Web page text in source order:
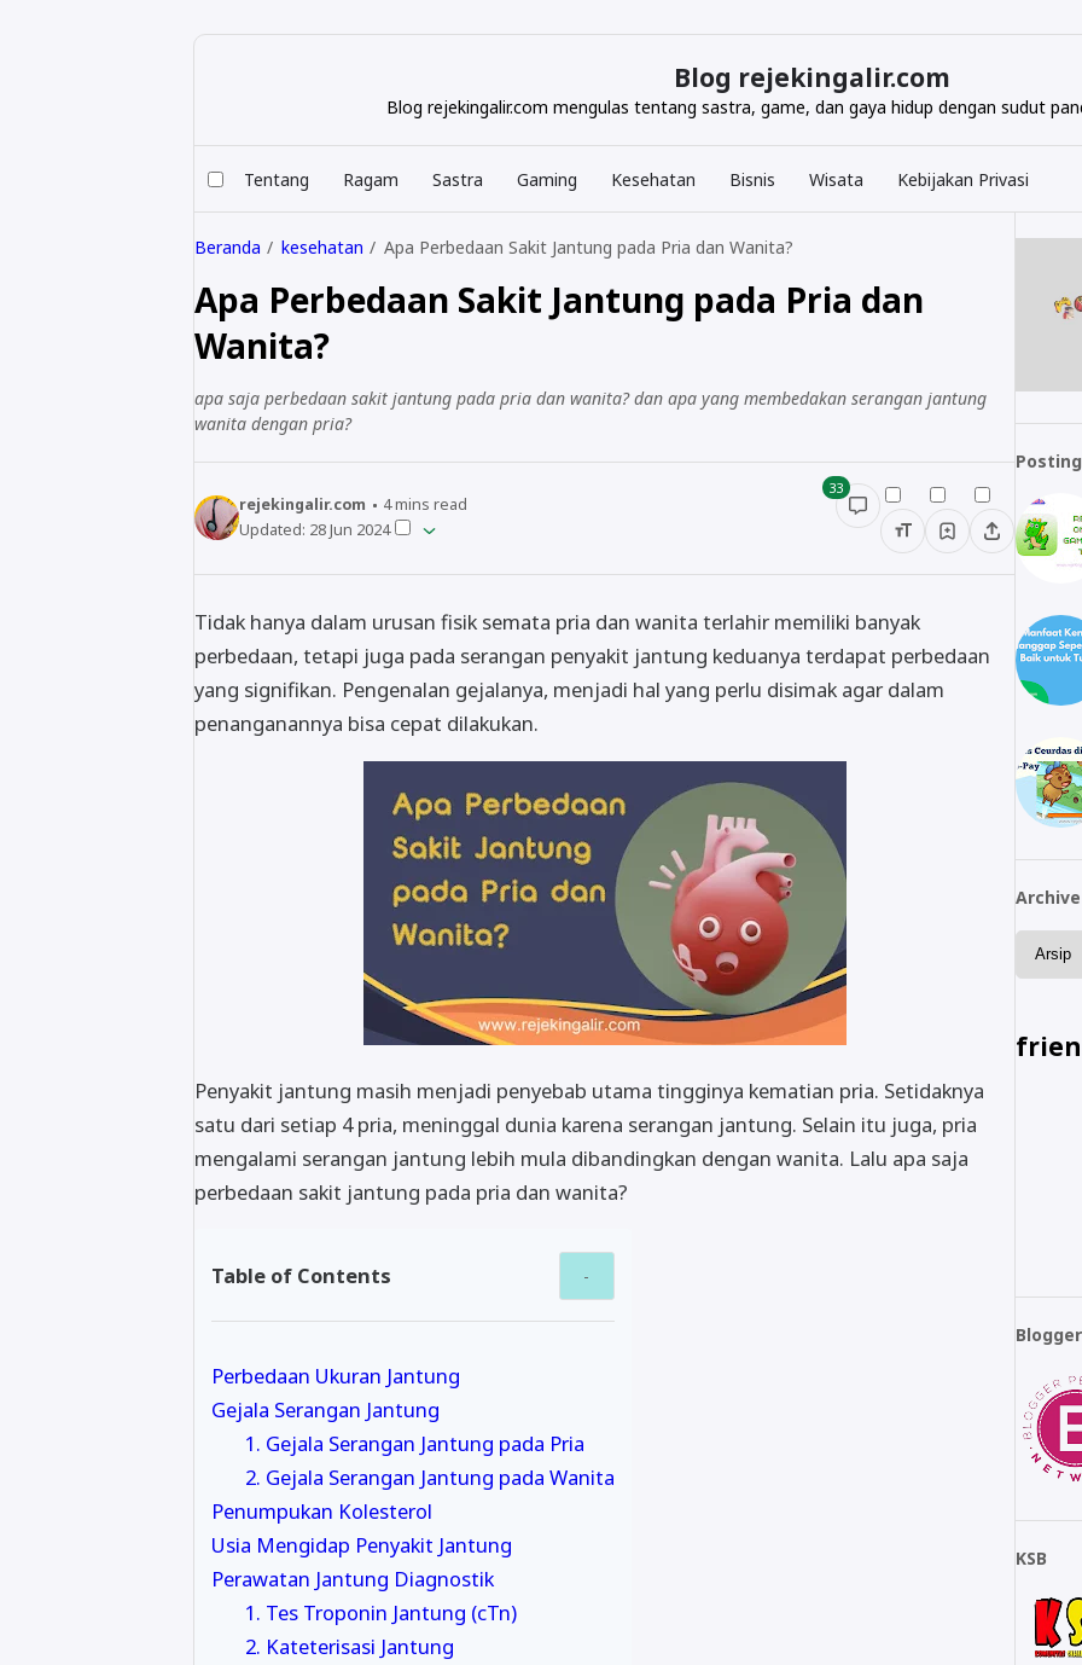
Blog rejekingalir.com
Blog rejekingalir.com mengulas tentang sastra, game, dan gaya hidup dengan sudut
Tentang Ragam Sastra Gaming Kesehatan Bisnis Wisata Kebijakan Privasi
Beranda kesehatan Apa Perbedaan Sakit Jantung pada Pria dan Wanita?
Apa Perbedaan Sakit Jantung pada Pria dan
Wanita?
apa saja perbedaan sakit jantung pada pria dan wanita? dan apa yang membedakan serangan jantung
wanita dengan pria?
rejekingalir.com 4mins read
Updated: 28 Jun 2024
33
Tidak hanya dalam urusan fisik semata pria dan wanita terlahir memiliki banyak
perbedaan, tetapi juga pada serangan penyakit jantung keduanya terdapat perbedaan
yang signifikan. Pengenalan gejalanya, menjadi hal yang perlu disimak agar dalam
penanganannya bisa cepat dilakukan.
Penyakit jantung masih menjadi penyebab utama tingginya kematian pria. Setidaknya
satu dari setiap 4 pria, meninggal dunia karena serangan jantung. Selain itu juga, pria
mengalami serangan jantung lebih mula dibandingkan dengan wanita. Lalu apa saja
perbedaan sakit jantung pada pria dan wanita?
Table of Contents
Perbedaan Ukuran Jantung
Gejala Serangan Jantung
1. Gejala Serangan Jantung pada Pria
2. Gejala Serangan Jantung pada Wanita
Penumpukan Kolesterol
Usia Mengidap Penyakit Jantung
Perawatan Jantung Diagnostik
1. Tes Troponin Jantung (cTn)
2. Kateterisasi Jantung
Archive
KSB